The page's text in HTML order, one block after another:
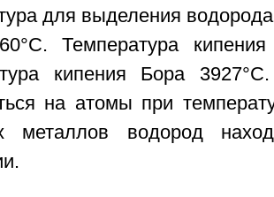
для выделения
Температура
кипения Бора
на атомы при
металлов водород